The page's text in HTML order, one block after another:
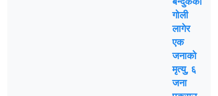
गोली
लागेर
एक
जनाको
मृत्यु, ६
जना